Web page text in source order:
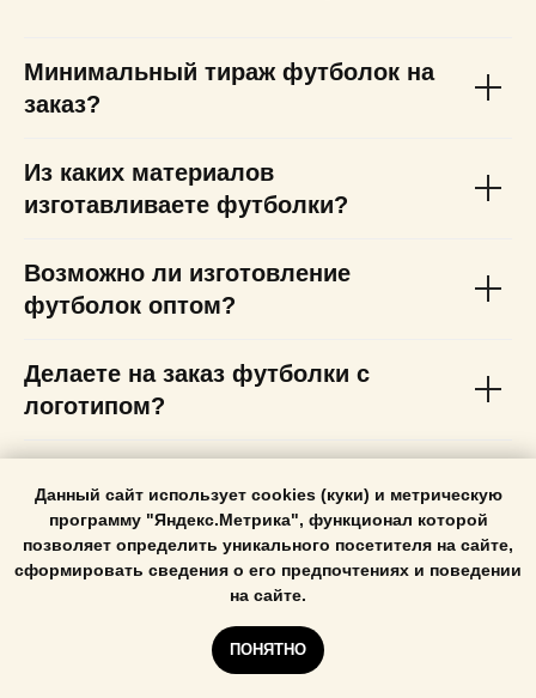
Данный сайт использует cookies (куки) и метрическую
программу "Яндекс.Метрика", функционал которой
позволяет определить уникального посетителя на сайте,
сформировать сведения о его предпочтениях и поведении
на сайте.
ПОНЯТНО
Минимальный тираж футболок на
заказ?
Из каких материалов
изготавливаете футболки?
Возможно ли изготовление
футболок оптом?
Делаете на заказ футболки с
логотипом?
футболок?
СПб